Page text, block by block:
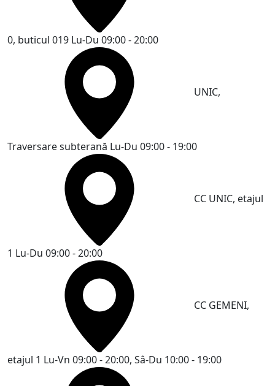
0, buticul 019 Lu-Du 09:00 - 20:00
UNIC,
Traversare subterană Lu-Du 09:00 - 19:00
CC UNIC, etajul
1 Lu-Du 09:00 - 20:00
CC GEMENI,
etajul 1 Lu-Vn 09:00 - 20:00, Sâ-Du 10:00 - 19:00